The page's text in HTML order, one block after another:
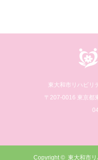
東大和市リハビリ
〒207-0016 東京都
Copyright © 東大和市リ